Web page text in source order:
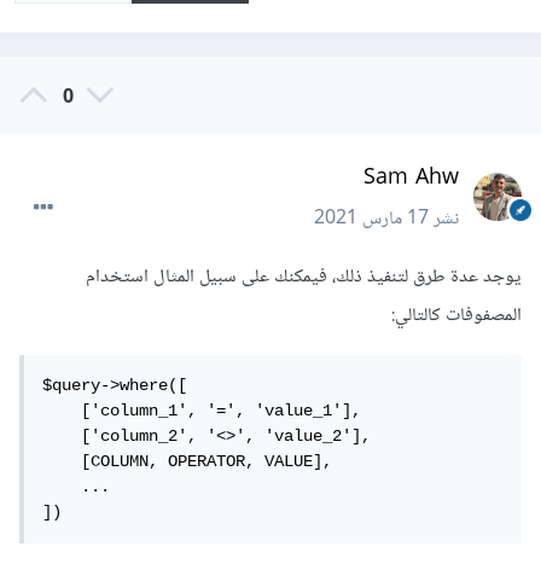
0
Sam Ahw
نشر17 مارس 2021
يوجد عدة طرق لتنفيذ ذلك، فيمكنك على سبيل المثال استخدام
المصفوفات كالتالي:
$query->where([
    ...
])